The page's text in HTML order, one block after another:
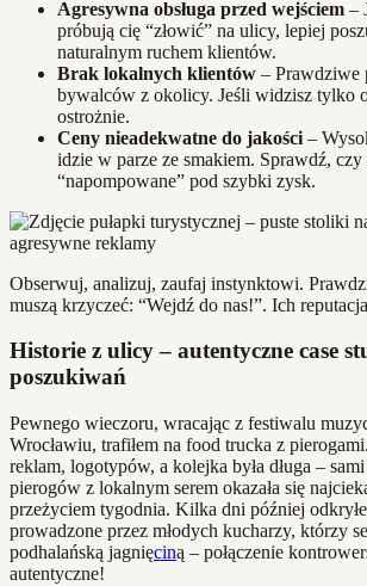
Agresywna obsługa przed wejściem –
próbują cię “złowić” na ulicy, lepiej
naturalnym ruchem klientów.
Brak lokalnych klientów – Prawdziwe
bywalców z okolicy. Jeśli widzisz tylko
ostrożnie.
Ceny nieadekwatne do jakości –
idzie w parze ze smakiem. Sprawdź, czy
“napompowane” pod szybki zysk.
Obserwuj, analizuj, zaufaj instynktowi.
muszą krzyczeć: “Wejdź do nas!”. Ich
Historie z ulicy – autentyczne case
poszukiwań
Pewnego wieczoru, wracając z festiwalu
Wrocławiu, trafiłem na food trucka z
reklam, logotypów, a kolejka była długa –
pierogów z lokalnym serem okazała się
przeżyciem tygodnia. Kilka dni później
prowadzone przez młodych kucharzy, którzy
podhalańską jagnięciną – połączenie
autentyczne!